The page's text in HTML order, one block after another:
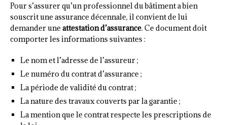
Pour s’assurer qu’un professionnel du bâtiment a bien
souscrit une assurance décennale, il convient de lui
demander une attestation d’assurance. Ce document doit
comporter les informations suivantes :
Le nom et l’adresse de l’assureur ;
Le numéro du contrat d’assurance ;
La période de validité du contrat ;
La nature des travaux couverts par la garantie ;
La mention que le contrat respecte les prescriptions de